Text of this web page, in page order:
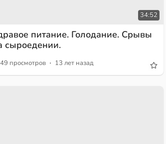
34:52
питание. Голодание. Срывы
сыроедении.
просмотров · 13 лет назад